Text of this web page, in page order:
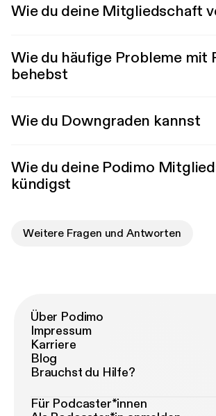
Wie du deine Mitgliedschaft
Wie du häufige Probleme mit
behebst
Wie du Downgraden kannst
Wie du deine Podimo
kündigst
Weitere Fragen und Antworten
Über Podimo
Impressum
Karriere
Blog
Brauchst du Hilfe?
Für Podcaster*innen